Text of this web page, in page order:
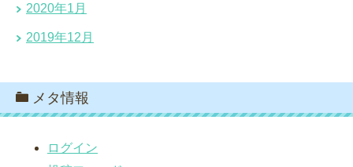
2020年1月
2019年12月
メタ情報
ログイン